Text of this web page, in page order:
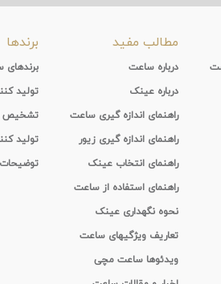
مطالب مفید
درباره ساعت
درباره عینک
راهنمای اندازه گیری ساعت
راهنمای اندازه گیری زیور
راهنمای انتخاب عینک
راهنمای استفاده از ساعت
نحوه نگهداری عینک
تعاریف ویژگیهای ساعت
ویدئوها ساعت مچی
برندها
تولید
تشخیص
تولید
توضیحات